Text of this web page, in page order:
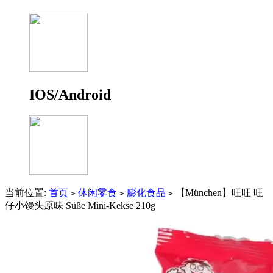
IOS/Android
当前位置: 首页 > 休闲零食 > 膨化食品 > 【München】旺旺 旺
仔小馒头原味 Süße Mini-Kekse 210g